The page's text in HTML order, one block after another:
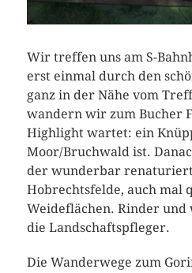
Wir treffen uns am S-
erst einmal durch den
ganz in der Nähe vom
wandern wir zum Bucher
Highlight wartet: ein
Moor/Bruchwald ist.
der wunderbar
Hobrechtsfelde, auch mal
Weideflächen. Rinder
die Landschaftspfleger.
Die Wanderwege zum